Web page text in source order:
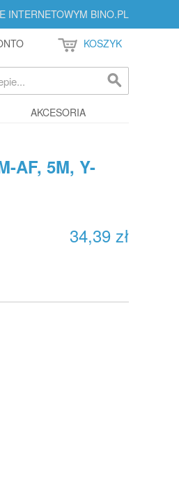
INTERNETOWYM BINO.PL
KOSZYK
AKCESORIA
AF, 5M, Y-
34,39 zł